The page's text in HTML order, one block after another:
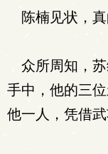
陈楠见状，真
众所周知，苏
手中，他的三
他一人，凭借